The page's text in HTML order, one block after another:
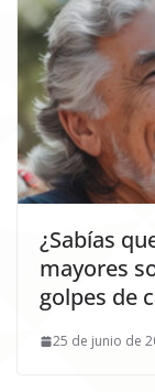
¿Sabías
mayores
golpes de
25 de junio de